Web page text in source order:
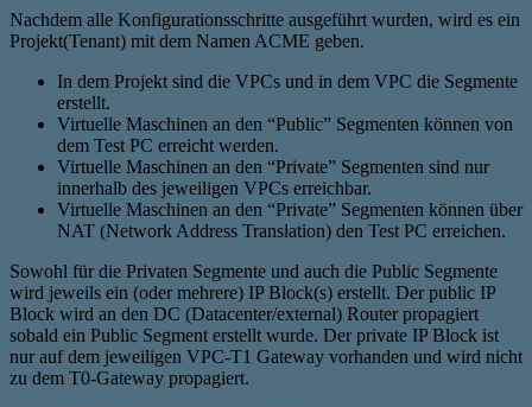
Nachdem alle Konfigurationsschritte ausgeführt wurden, wird es ein
Projekt(Tenant) mit dem Namen ACME geben.
In dem Projekt sind die VPCs und in dem VPC die Segmente
erstellt.
Virtuelle Maschinen an den “Public” Segmenten können von
dem Test PC erreicht werden.
Virtuelle Maschinen an den “Private” Segmenten sind nur
innerhalb des jeweiligen VPCs erreichbar.
Virtuelle Maschinen an den “Private” Segmenten können über
NAT (Network Address Translation) den Test PC erreichen.
Sowohl für die Privaten Segmente und auch die Public Segmente
wird jeweils ein (oder mehrere) IP Block(s) erstellt. Der public IP
Block wird an den DC (Datacenter/external) Router propagiert
sobald ein Public Segment erstellt wurde. Der private IP Block ist
nur auf dem jeweiligen VPC-T1 Gateway vorhanden und wird nicht
zu dem T0-Gateway propagiert.